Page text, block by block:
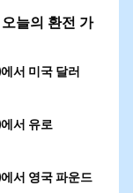
늘의 환전 가
서 미국 달러
서 유로
서 영국 파운드